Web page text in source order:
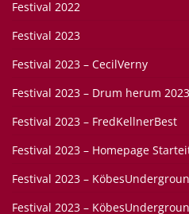
Festival 2022
Festival 2023
Festival 2023 – CecilVerny
Festival 2023 – Drum herum 2023
Festival 2023 – FredKellnerBest
Festival 2023 – Homepage
Festival 2023 –
Festival 2023 –